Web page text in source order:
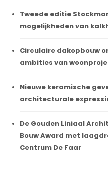
Tweede editie
mogelijkheden van
Circulaire dakopbouw
ambities van
Nieuwe keramische
architecturale
De Gouden Liniaal
Bouw Award met
Centrum De Faar